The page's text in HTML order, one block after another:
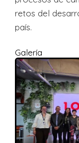
retos del
país.
Galería